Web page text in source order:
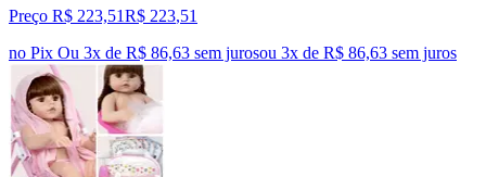
Preço R$ 223,51R$ 223,51
no Pix Ou 3x de R$ 86,63 sem jurosou 3x de R$ 86,63 sem juros